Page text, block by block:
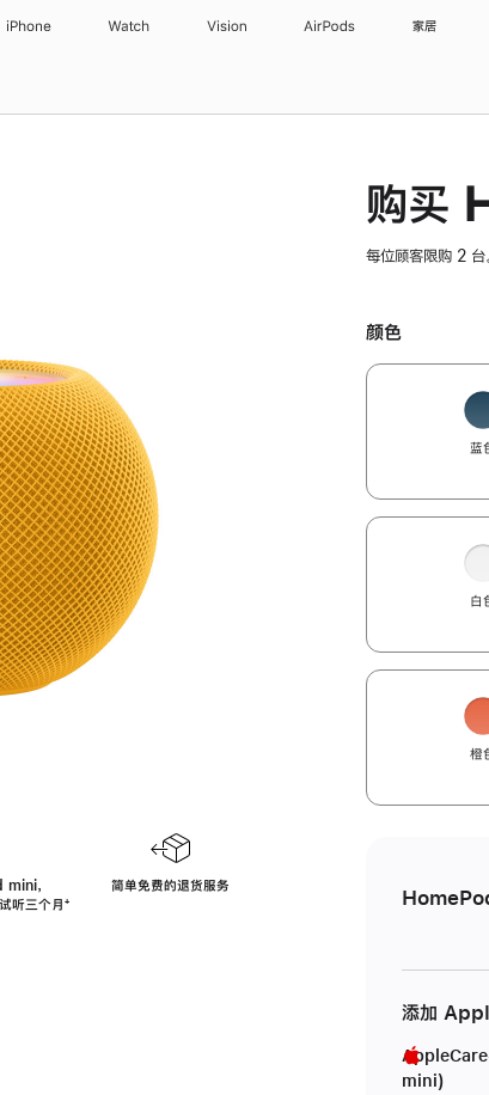
iPhone Watch Vision AirPods 家居
，
听三个月脚
⁺
简单免费的退货服务
购买
每位顾客限购 2 台
颜色
蓝
白
橙
添加
mini)